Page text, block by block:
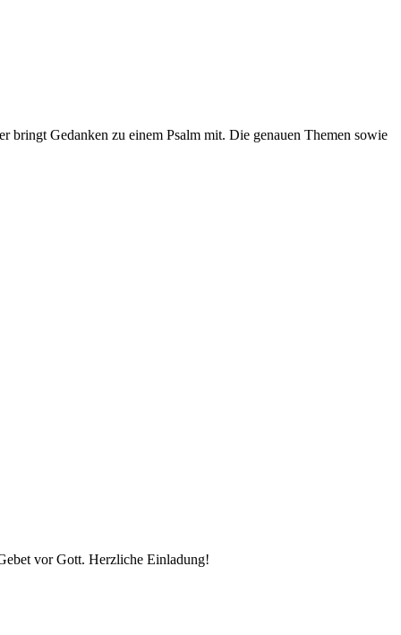
bringt Gedanken zu einem Psalm mit. Die genauen Themen sowie
vor Gott. Herzliche Einladung!